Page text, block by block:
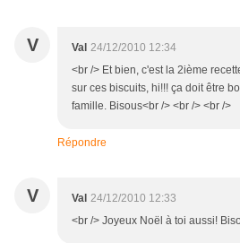
V Val 24/12/2010 12:34
<br /> Et bien, c'est la 2ième
sur ces biscuits, hi!!! ça doit être
famille. Bisous<br /> <br /> <br />
Répondre
V Val 24/12/2010 12:33
<br /> Joyeux Noël à toi aussi!